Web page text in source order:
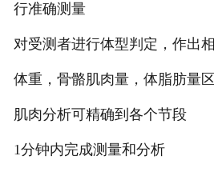
行准确测量
对受测者进行体型判定，作出
体重，骨骼肌肉量，体脂肪量
肌肉分析可精确到各个节段
1分钟内完成测量和分析